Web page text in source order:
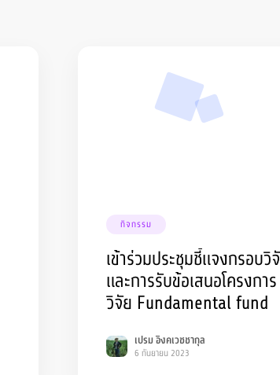
กิจกรรม
เข้าร่วมประชุมชี้แจงกรอบวิ
และการรับข้อเสนอโครงการ
วิจัย Fundamental fund
เปรม อิงคเวชชากุล
6 กันยายน 2023